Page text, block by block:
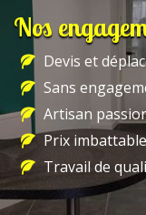
Nos
Devis et
Sans
Artisan
Prix imbattable
Travail de